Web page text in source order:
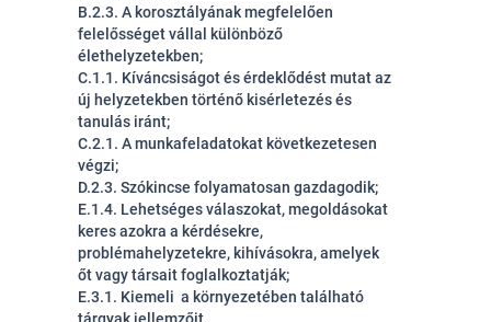
B.2.3. A korosztályának megfelelően
felelősséget vállal különböző
élethelyzetekben;
C.1.1. Kíváncsiságot és érdeklődést mutat az
új helyzetekben történő kisérletezés és
tanulás iránt;
C.2.1. A munkafeladatokat következetesen
végzi;
D.2.3. Szókincse folyamatosan gazdagodik;
E.1.4. Lehetséges válaszokat, megoldásokat
keres azokra a kérdésekre,
problémahelyzetekre, kihívásokra, amelyek
őt vagy társait foglalkoztatják;
E.3.1. Kiemeli a környezetében található